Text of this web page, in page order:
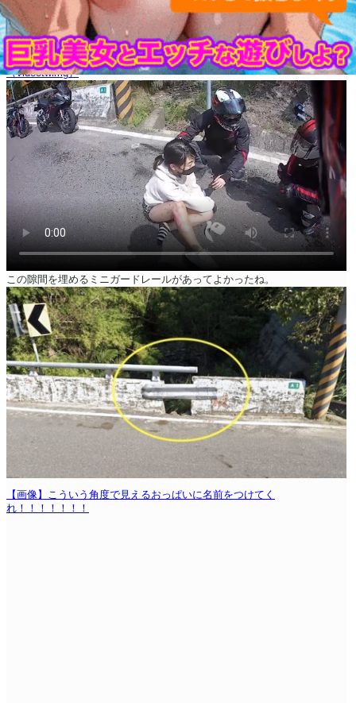
（videotwimg）
この隙間を埋めるミニガードレールがあってよかったね。
【画像】こういう角度で見えるおっぱいに名前をつけてく
れ！！！！！！！